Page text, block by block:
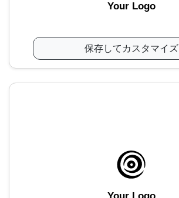
Your Logo
保存してカスタマイズ